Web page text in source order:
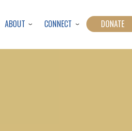
ABOUT CONNECT DONATE